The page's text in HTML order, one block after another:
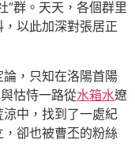
”群。天天，各個群里
以此加深對張居正
，只知在洛陽首陽
怙恃一路從水箱水遼
中，找到了一處紀
卻也被曹丕的粉絲